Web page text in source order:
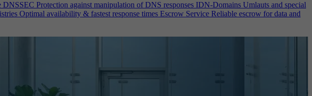
DNSSEC Protection against manipulation of DNS responses IDN-Domains Umlauts and special
Optimal availability & fastest response times Escrow Service Reliable escrow for data and